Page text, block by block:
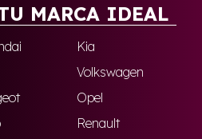
MARCA IDEAL
Kia
Volkswagen
Opel
Renault